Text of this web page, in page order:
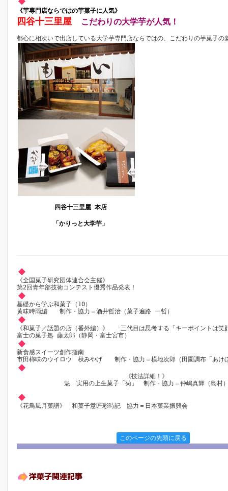
《芋専門店ならではの芋菓子に人気》
四谷十三里屋 こだわりの大学芋が人気！
都心に相次いで出店している大学芋専門店ならではの、こだわりの芋菓子の
四谷十三里屋 本店
「かりっと大学芋」
《全国菓子研究団体連合会主催》
第2回青年部技術コンテスト優秀作品発表！
基礎から学ぶ和菓子（10）
黄味時雨編 制作・協力＝酒井哲治（菓子遍路 一哲）
《和菓子／話題の店（番外編）》 三代目は思考する「キーポイントは笑
富士の菓子処 藤太郎（静岡・富士宮市）
新食感スイーツ創作指南
市田柿味のウイロウ 秋みやげ 制作・協力＝横地次郎（田園調布「あけ
《技法詳細！》
魁 実用の上生菓子「菊」 制作・協力＝仲嶋真輝（島村
《花鳥風月菓譜》 和菓子意匠彩時記 協力＝日本菓業振興会
このページの先頭に戻る